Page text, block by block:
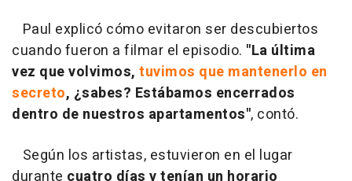
Paul explicó cómo evitaron ser descubiertos
cuando fueron a filmar el episodio. "La última
vez que volvimos, tuvimos que mantenerlo en
secreto, ¿sabes? Estábamos encerrados
dentro de nuestros apartamentos", contó.
Según los artistas, estuvieron en el lugar
durante cuatro días y tenían un horario